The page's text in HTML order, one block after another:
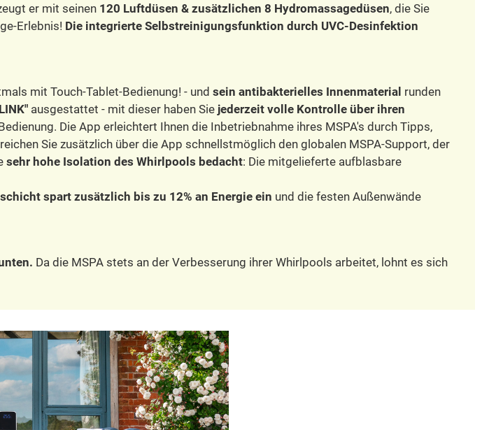
er mit seinen 120 Luftdüsen & zusätzlichen 8 Hydromassagedüsen, die Sie
Erlebnis! Die integrierte Selbstreinigungsfunktion durch UVC-Desinfektion
mit Touch-Tablet-Bedienung! - und sein antibakterielles Innenmaterial runden
ausgestattet - mit dieser haben Sie jederzeit volle Kontrolle über ihren
Die App erleichtert Ihnen die Inbetriebnahme ihres MSPA's durch Tipps,
Sie zusätzlich über die App schnellstmöglich den globalen MSPA-Support, der
sehr hohe Isolation des Whirlpools bedacht: Die mitgelieferte aufblasbare
spart zusätzlich bis zu 12% an Energie ein und die festen Außenwände
Da die MSPA stets an der Verbesserung ihrer Whirlpools arbeitet, lohnt es sich